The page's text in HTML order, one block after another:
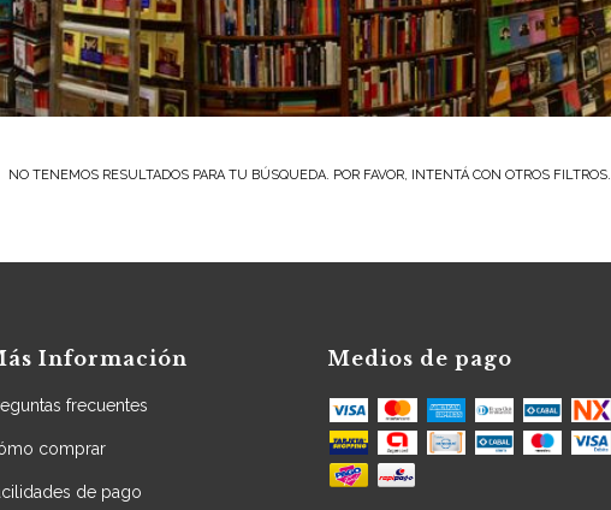
NO TENEMOS RESULTADOS PARA TU BÚSQUEDA. POR FAVOR, INTENTÁ CON OTROS FILTROS.
Información
frecuentes
comprar
de pago
Medios de pago